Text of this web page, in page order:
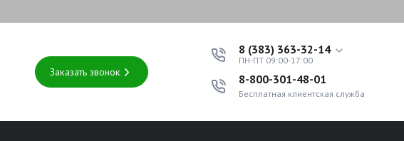
Заказать звонок
8 (383) 363-32-14
ПН-ПТ 09:00-17:00
8-800-301-48-01
Бесплатная клиентская служба